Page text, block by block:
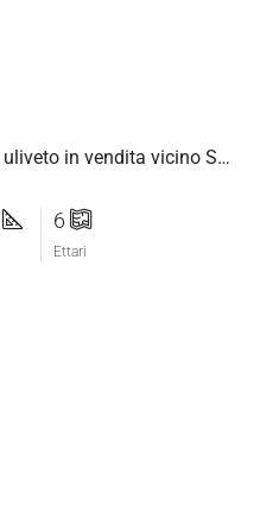
7 appartamenti ricettivi con uliveto in vendita vicino Saturnia
6
Ettari